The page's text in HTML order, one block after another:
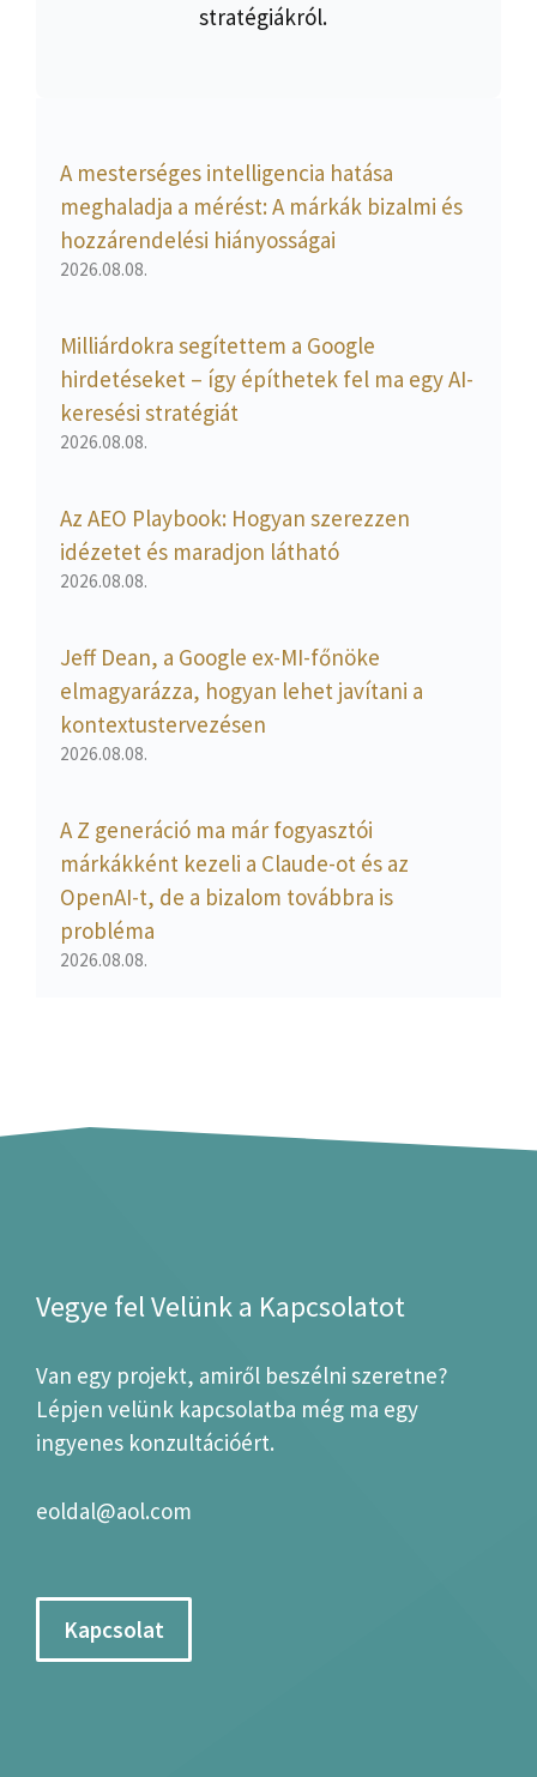
stratégiákról.
A mesterséges intelligencia hatása
meghaladja a mérést: A márkák bizalmi és
hozzárendelési hiányosságai
2026.08.08.
Milliárdokra segítettem a Google
hirdetéseket – így építhetek fel ma egy AI-
keresési stratégiát
2026.08.08.
Az AEO Playbook: Hogyan szerezzen
idézetet és maradjon látható
2026.08.08.
Jeff Dean, a Google ex-MI-főnöke
elmagyarázza, hogyan lehet javítani a
kontextustervezésen
2026.08.08.
A Z generáció ma már fogyasztói
márkákként kezeli a Claude-ot és az
OpenAI-t, de a bizalom továbbra is
probléma
2026.08.08.
Vegye fel Velünk a Kapcsolatot
Van egy projekt, amiről beszélni szeretne?
Lépjen velünk kapcsolatba még ma egy
ingyenes konzultációért.
eoldal@aol.com
Kapcsolat